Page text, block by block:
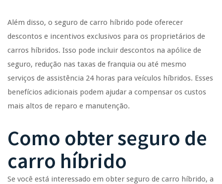
Além disso, o seguro de carro híbrido pode oferecer
descontos e incentivos exclusivos para os proprietários de
carros híbridos. Isso pode incluir descontos na apólice de
seguro, redução nas taxas de franquia ou até mesmo
serviços de assistência 24 horas para veículos híbridos. Esses
benefícios adicionais podem ajudar a compensar os custos
mais altos de reparo e manutenção.
Como obter seguro de
carro híbrido
Se você está interessado em obter seguro de carro híbrido, a